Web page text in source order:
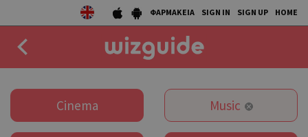
ΦΑΡΜΑΚΕΙΑ SIGN IN SIGN UP HOME
DRINK
Cinema Music